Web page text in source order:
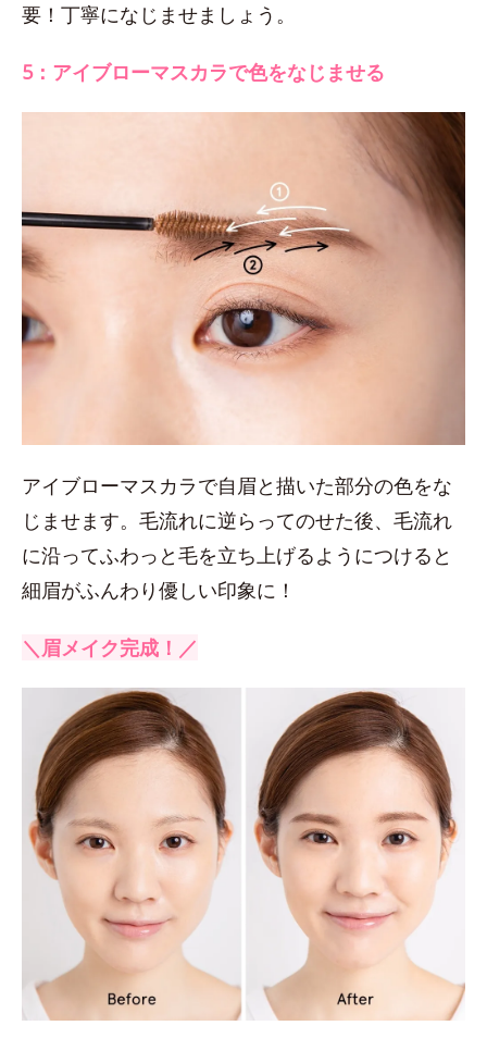
要！丁寧になじませましょう。
5：アイブローマスカラで色をなじませる
アイブローマスカラで自眉と描いた部分の色をな
じませます。毛流れに逆らってのせた後、毛流れ
に沿ってふわっと毛を立ち上げるようにつけると
細眉がふんわり優しい印象に！
＼眉メイク完成！／